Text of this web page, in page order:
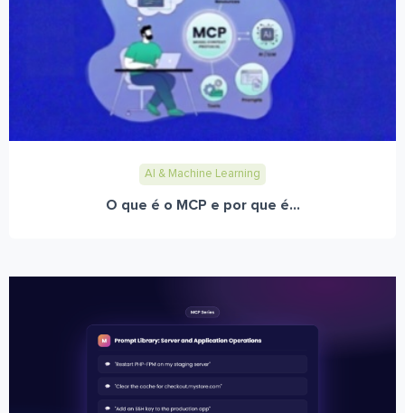
AI & Machine Learning
O que é o MCP e por que é...